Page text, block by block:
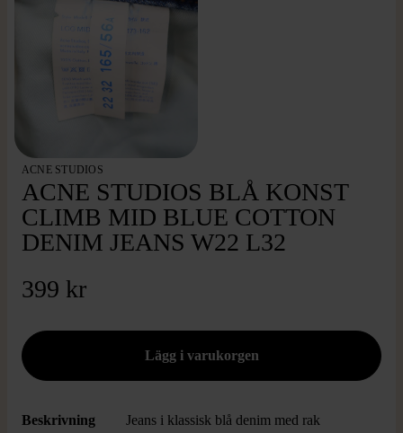
ACNE STUDIOS
ACNE STUDIOS BLÅ KONST
CLIMB MID BLUE COTTON
DENIM JEANS W22 L32
399 kr
Beskrivning
Jeans i klassisk blå denim med rak